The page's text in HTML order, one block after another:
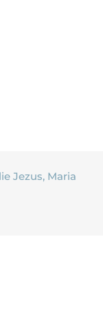
Jezus, Maria